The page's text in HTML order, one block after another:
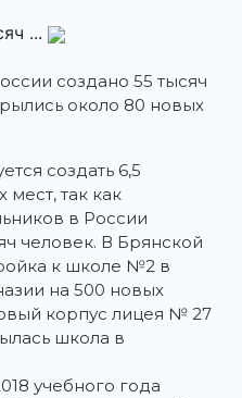
...
создано 55 тысяч
около 80 новых
создать 6,5
так как
в России
человек. В Брянской
к школе №2 в
на 500 новых
корпус лицея № 27
школа в
учебного года